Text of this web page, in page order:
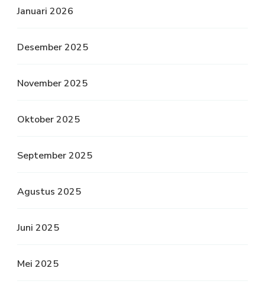
Januari 2026
Desember 2025
November 2025
Oktober 2025
September 2025
Agustus 2025
Juni 2025
Mei 2025